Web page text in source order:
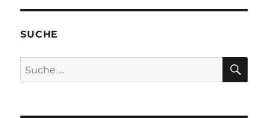
SUCHE
Suche
nach: